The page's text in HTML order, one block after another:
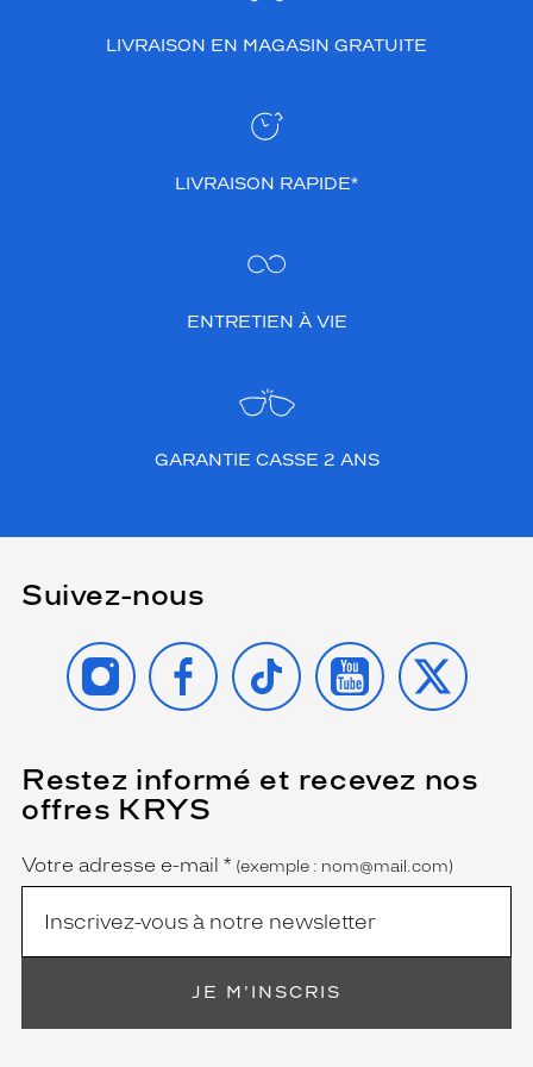
Unifocaux
Type
montage
monture
mention
LIVRAISON EN MAGASIN GRATUITE
LIVRAISON RAPIDE*
ENTRETIEN À VIE
GARANTIE CASSE 2 ANS
Suivez-nous
INSTAGRAMFACEBOOK
TIKTOK YOUTUBE
X
Restez informé et recevez nos
offres KRYS
Name
Votre adresse e-mail *
(Ce
champ
est
(exemple : nom@mail.com)
JE M'INSCRIS